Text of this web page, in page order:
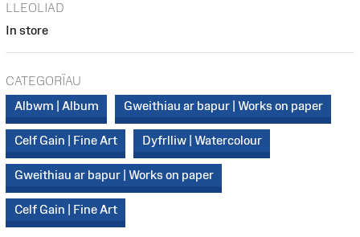
LLEOLIAD
In store
CATEGORÏAU
Albwm | Album
Gweithiau ar bapur | Works on paper
Celf Gain | Fine Art Dyfrlliw | Watercolour
Gweithiau ar bapur | Works on paper
Celf Gain | Fine Art